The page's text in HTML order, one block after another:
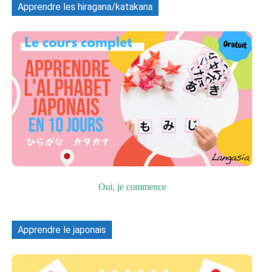
Apprendre les hiragana/katakana
Oui, je commence
Apprendre le japonais